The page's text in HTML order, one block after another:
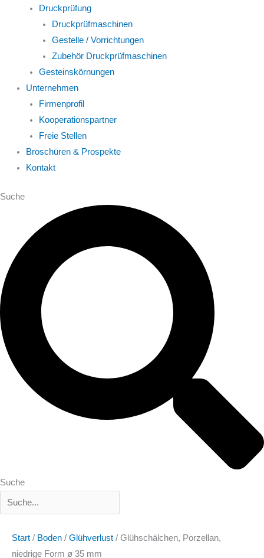
Druckprüfung
Druckprüfmaschinen
Gestelle / Vorrichtungen
Zubehör Druckprüfmaschinen
Gesteinskörnungen
Unternehmen
Firmenprofil
Kooperationspartner
Freie Stellen
Broschüren & Prospekte
Kontakt
Suche
Suche
Start / Boden / Glühverlust / Glühschälchen, Porzellan,
niedrige Form ø 35 mm